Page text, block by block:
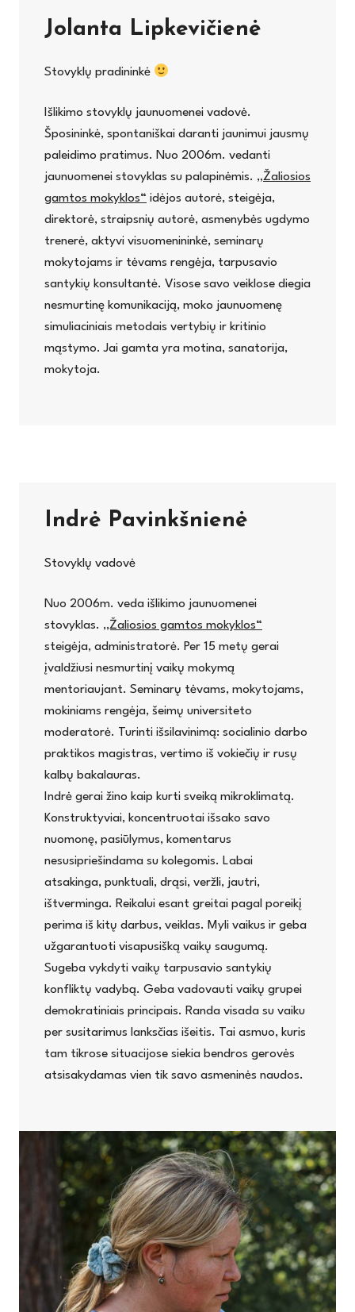
Jolanta Lipkevičienė
Stovyklų pradininkė
Išlikimo stovyklų jaunuomenei vadovė.
Šposininkė, spontaniškai daranti jaunimui jausmų
paleidimo pratimus. Nuo 2006m. vedanti
jaunuomenei stovyklas su palapinėmis. „Žaliosios
gamtos mokyklos“ idėjos autorė, steigėja,
direktorė, straipsnių autorė, asmenybės ugdymo
trenerė, aktyvi visuomenininkė, seminarų
mokytojams ir tėvams rengėja, tarpusavio
santykių konsultantė. Visose savo veiklose diegia
nesmurtinę komunikaciją, moko jaunuomenę
simuliaciniais metodais vertybių ir kritinio
mąstymo. Jai gamta yra motina, sanatorija,
mokytoja.
Indrė Pavinkšnienė
Stovyklų vadovė
Nuo 2006m. veda išlikimo jaunuomenei
stovyklas. ,,Žaliosios gamtos mokyklos“
steigėja, administratorė. Per 15 metų gerai
įvaldžiusi nesmurtinį vaikų mokymą
mentoriaujant. Seminarų tėvams, mokytojams,
mokiniams rengėja, šeimų universiteto
moderatorė. Turinti išsilavinimą: socialinio darbo
praktikos magistras, vertimo iš vokiečių ir rusų
kalbų bakalauras.
Indrė gerai žino kaip kurti sveiką mikroklimatą.
Konstruktyviai, koncentruotai išsako savo
nuomonę, pasiūlymus, komentarus
nesusipriešindama su kolegomis. Labai
atsakinga, punktuali, drąsi, veržli, jautri,
ištverminga. Reikalui esant greitai pagal poreikį
perima iš kitų darbus, veiklas. Myli vaikus ir geba
užgarantuoti visapusišką vaikų saugumą.
Sugeba vykdyti vaikų tarpusavio santykių
konfliktų vadybą. Geba vadovauti vaikų grupei
demokratiniais principais. Randa visada su vaiku
per susitarimus lanksčias išeitis. Tai asmuo, kuris
tam tikrose situacijose siekia bendros gerovės
atsisakydamas vien tik savo asmeninės naudos.